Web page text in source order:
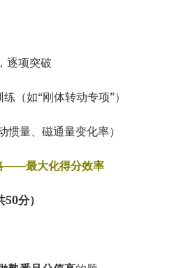
逐项突破
（如“刚体转动专项”）
量、磁通量变化率）
——最大化得分效率
分）